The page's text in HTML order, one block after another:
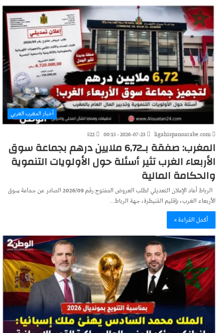
أخبار المغرب العربي
ligahispanoarabe.com
2026-07-23 - 00:15
522
المغرب: صفقة بـ6,72 ملايين درهم بجماعة سوق
الأربعاء الغرب تثير أسئلة حول الأولويات التنموية
والحكامة المالية
الرباط أعاد الإعلان التعديلي لطلب العروض المفتوح رقم 2026/09 الصادر عن جماعة سوق
الأربعاء الغرب، بإقليم القنيطرة، جهة الرباط…
أكمل القراءة »